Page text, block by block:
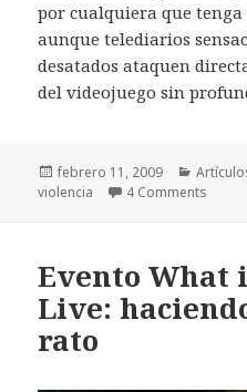
por cualquiera que tenga
aunque telediarios
desatados ataquen
del videojuego sin
Publicado
el
febrero 11, 2009
violencia
4 Comments
Evento What
Live:
rato